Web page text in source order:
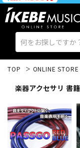
エレキギター
TOP ONLINE STORE
楽器アクセサリ 書